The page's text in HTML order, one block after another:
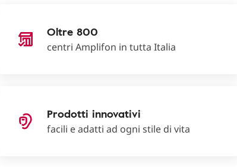
Oltre 800
centri Amplifon in tutta Italia
Prodotti innovativi
facili e adatti ad ogni stile di vita